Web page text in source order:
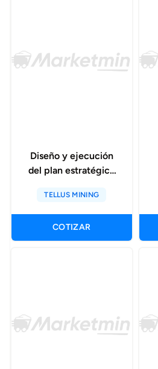
Diseño y ejecución
del plan estratégico
de tecnologías de
seguridad
TELLUS MINING
COTIZAR